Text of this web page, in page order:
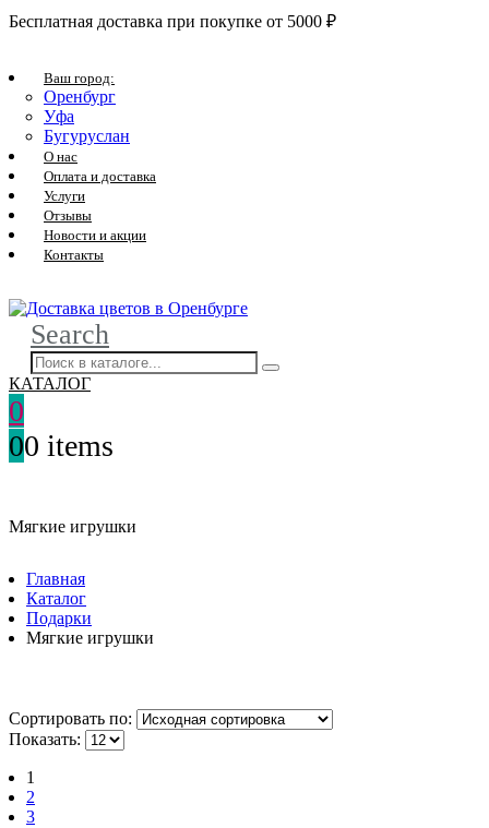
Бесплатная доставка при покупке от 5000 ₽
Ваш город:
Оренбург
Уфа
Бугуруслан
О нас
Оплата и доставка
Услуги
Отзывы
Новости и акции
Контакты
Search
КАТАЛОГ
0
00 items
Мягкие игрушки
Главная
Каталог
Подарки
Мягкие игрушки
Сортировать по:
Показать:
1
2
3